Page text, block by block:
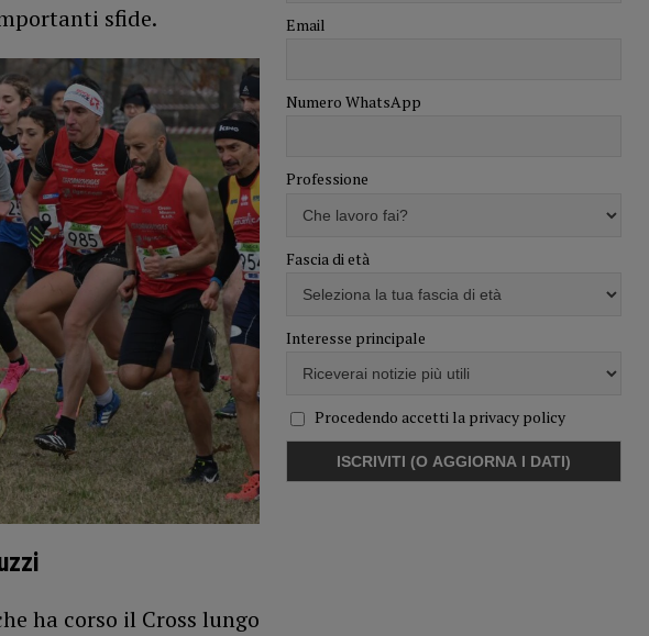
sfide.
ha corso il Cross lungo
Email
Numero WhatsApp
Professione
Fascia di età
Interesse principale
Procedendo accetti la privacy policy